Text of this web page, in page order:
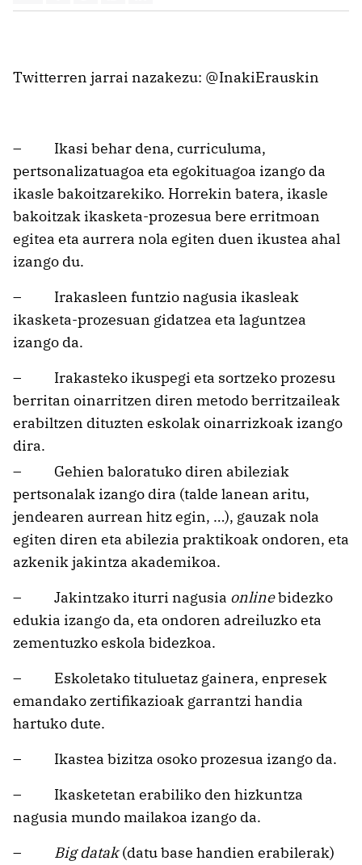
Twitterren jarrai nazakezu: @InakiErauskin
– Ikasi behar dena, curriculuma,
pertsonalizatuagoa eta egokituagoa izango da
ikasle bakoitzarekiko. Horrekin batera, ikasle
bakoitzak ikasketa-prozesua bere erritmoan
egitea eta aurrera nola egiten duen ikustea ahal
izango du.
– Irakasleen funtzio nagusia ikasleak
ikasketa-prozesuan gidatzea eta laguntzea
izango da.
– Irakasteko ikuspegi eta sortzeko prozesu
berritan oinarritzen diren metodo berritzaileak
erabiltzen dituzten eskolak oinarrizkoak izango
dira.
– Gehien baloratuko diren abileziak
pertsonalak izango dira (talde lanean aritu,
jendearen aurrean hitz egin, …), gauzak nola
egiten diren eta abilezia praktikoak ondoren, eta
azkenik jakintza akademikoa.
– Jakintzako iturri nagusia onlinebidezko
edukia izango da, eta ondoren adreiluzko eta
zementuzko eskola bidezkoa.
– Eskoletako tituluetaz gainera, enpresek
emandako zertifikazioak garrantzi handia
hartuko dute.
– Ikastea bizitza osoko prozesua izango da.
– Ikasketetan erabiliko den hizkuntza
nagusia mundo mailakoa izango da.
– Big datak(datu base handien erabilerak)